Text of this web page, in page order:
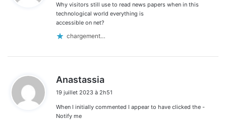
Why visitors still use to read news papers when in this
technological world everything is
accessible on net?
chargement…
Anastassia
t
19 juillet 2023 à 2h51
When I initially commented I appear to have clicked the -
Notify me